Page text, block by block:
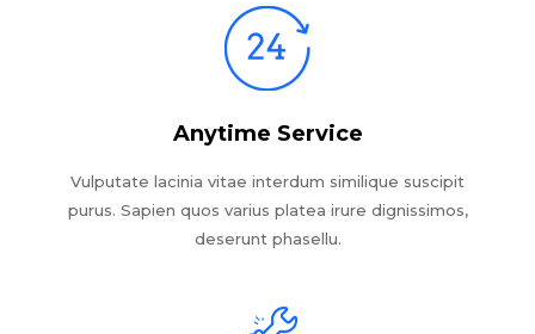
Anytime Service
Vulputate lacinia vitae interdum similique suscipit
purus. Sapien quos varius platea irure dignissimos,
deserunt phasellu.